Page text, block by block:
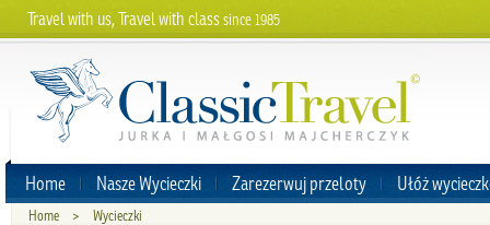
Travel with us, Travel with classsince 1985
Home Nasze Wycieczki Zarezerwuj przeloty Ułóż
Home > Wycieczki